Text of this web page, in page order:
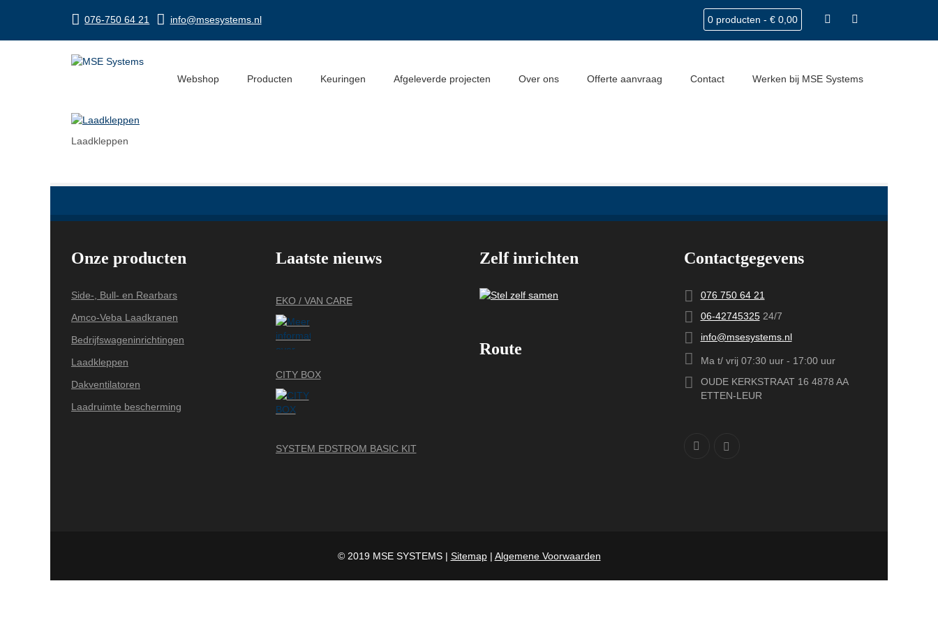
076-750 64 21 info@msesystems.nl 0 producten - € 0,00
Webshop Producten Keuringen Afgeleverde projecten Over ons Offerte aanvraag Contact Werken bij MSE Systems
Laadkleppen
Laadkleppen
Onze producten
Side-, Bull- en Rearbars
Amco-Veba Laadkranen
Bedrijfswageninrichtingen
Laadkleppen
Dakventilatoren
Laadruimte bescherming
Laatste nieuws
EKO / VAN CARE
CITY BOX
SYSTEM EDSTROM BASIC KIT
Zelf inrichten
Route
Contactgegevens
076 750 64 21
06-4274532524/7
info@msesystems.nl
Ma t/ vrij 07:30 uur - 17:00 uur
OUDE KERKSTRAAT 16 4878 AA
ETTEN-LEUR
© 2019 MSE SYSTEMS | Sitemap| Algemene Voorwaarden